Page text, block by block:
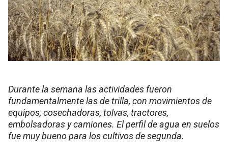
Durante la semana las actividades fueron
fundamentalmente las de trilla, con movimientos de
equipos, cosechadoras, tolvas, tractores,
embolsadoras y camiones. El perfil de agua en suelos
fue muy bueno para los cultivos de segunda.